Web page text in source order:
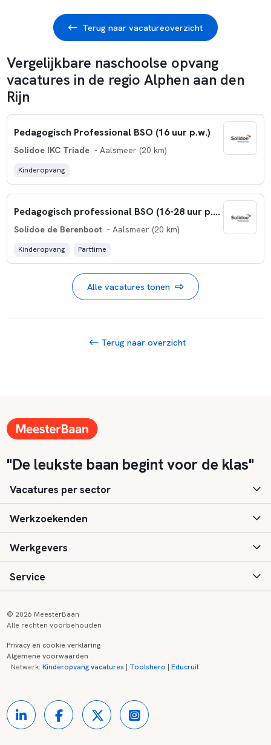
Terug naar vacatureoverzicht
Vergelijkbare naschoolse opvang
vacatures in de regio Alphen aan den
Rijn
Pedagogisch Professional BSO (16 uur p.w.)
Solidoe IKC Triade - Aalsmeer (20 km)
Kinderopvang
Pedagogisch professional BSO (16-28 uur p.w.)
Solidoe de Berenboot - Aalsmeer (20 km)
Kinderopvang Parttime
Alle vacatures tonen
Terug naar overzicht
"De leukste baan begint voor de klas"
Vacatures per sector
Basisonderwijs
Speciaal (basis) onderwijs
Voortgezet onderwijs
Kinderopvang
Werkzoekenden
Aanmelden
Vacatures
Zij-instroom informatie
Onderwijsregio's
Werkgevers
Inloggen
Registreren
Contact
Service
Onderwijs links
Partners
© 2026 MeesterBaan
Alle rechten voorbehouden
Privacy en cookie verklaring
Algemene voorwaarden
Netwerk:Kinderopvang vacatures | Toolshero |Educruit